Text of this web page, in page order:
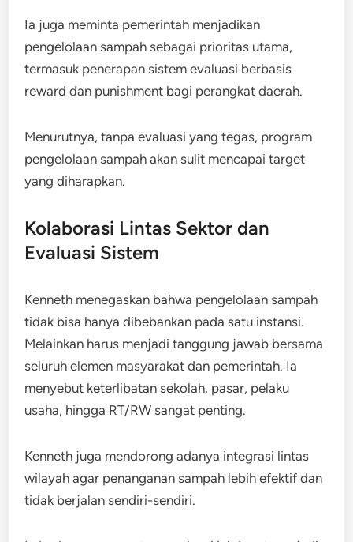
Ia juga meminta pemerintah menjadikan
pengelolaan sampah sebagai prioritas utama,
termasuk penerapan sistem evaluasi berbasis
reward dan punishment bagi perangkat daerah.
Menurutnya, tanpa evaluasi yang tegas, program
pengelolaan sampah akan sulit mencapai target
yang diharapkan.
Kolaborasi Lintas Sektor dan
Evaluasi Sistem
Kenneth menegaskan bahwa pengelolaan sampah
tidak bisa hanya dibebankan pada satu instansi.
Melainkan harus menjadi tanggung jawab bersama
seluruh elemen masyarakat dan pemerintah. Ia
menyebut keterlibatan sekolah, pasar, pelaku
usaha, hingga RT/RW sangat penting.
Kenneth juga mendorong adanya integrasi lintas
wilayah agar penanganan sampah lebih efektif dan
tidak berjalan sendiri-sendiri.